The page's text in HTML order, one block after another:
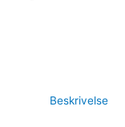
Beskrivelse